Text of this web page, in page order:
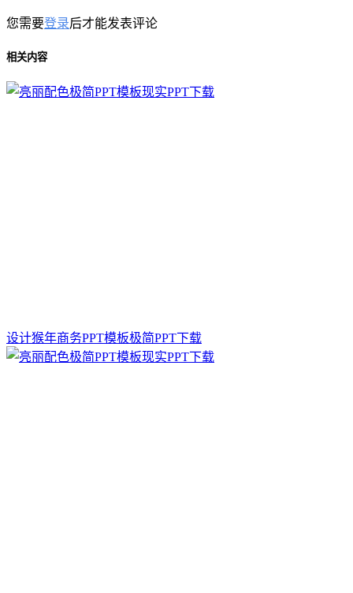
您需要登录后才能发表评论
相关内容
设计猴年商务PPT模板极简PPT下载